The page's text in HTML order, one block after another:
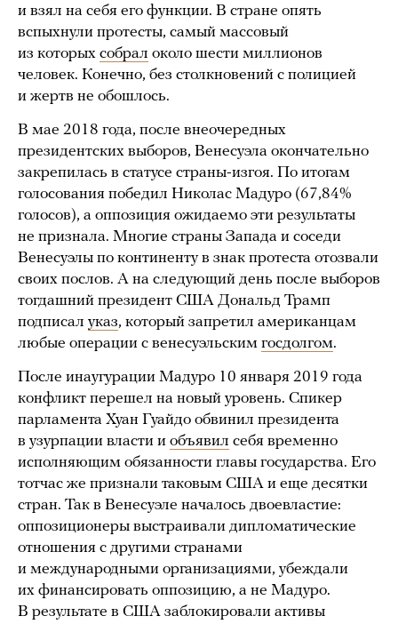
и взял на себя его функции. В стране опять
вспыхнули протесты, самый массовый
из которых собрал около шести миллионов
человек. Конечно, без столкновений с полицией
и жертв не обошлось.
В мае 2018 года, после внеочередных
президентских выборов, Венесуэла окончательно
закрепилась в статусе страны-изгоя. По итогам
голосования победил Николас Мадуро (67,84%
голосов), а оппозиция ожидаемо эти результаты
не признала. Многие страны Запада и соседи
Венесуэлы по континенту в знак протеста отозвали
своих послов. А на следующий день после выборов
тогдашний президент США Дональд Трамп
подписал указ, который запретил американцам
любые операции с венесуэльским госдолгом.
После инаугурации Мадуро 10 января 2019 года
конфликт перешел на новый уровень. Спикер
парламента Хуан Гуайдо обвинил президента
в узурпации власти и объявил себя временно
исполняющим обязанности главы государства. Его
тотчас же признали таковым США и еще десятки
стран. Так в Венесуэле началось двоевластие:
оппозиционеры выстраивали дипломатические
отношения с другими странами
и международными организациями, убеждали
их финансировать оппозицию, а не Мадуро.
В результате в США заблокировали активы